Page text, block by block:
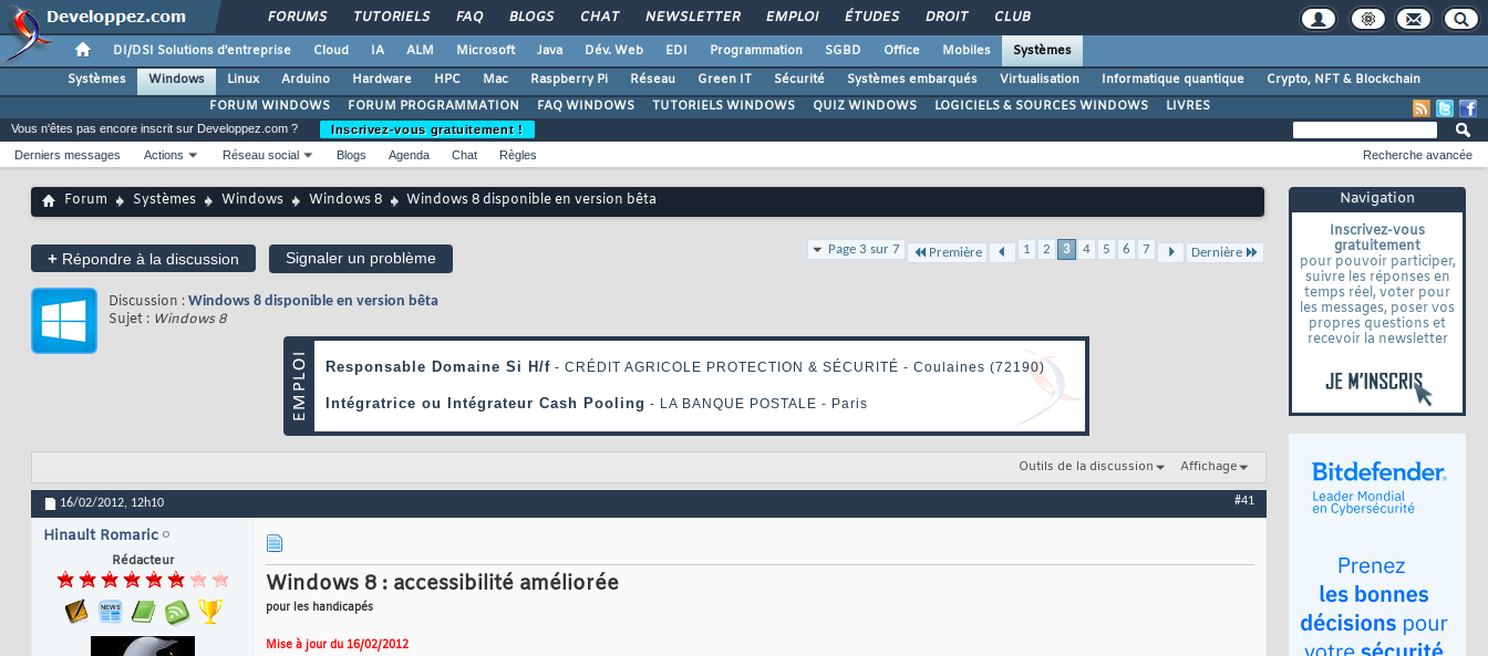
FORUMS TUTORIELS FAQ BLOGS CHAT NEWSLETTER EMPLOI ÉTUDES DROIT CLUB
DI/DSI Solutions d'entreprise Cloud IA ALM Microsoft Java Dév. Web EDI Programmation SGBD Office Mobiles
Systèmes
Systèmes
Windows Linux Arduino Hardware HPC Mac Raspberry Pi Réseau Green IT Sécurité Systèmes embarqués Virtualisation Informatique quantique
Crypto, NFT & Blockchain
FORUM WINDOWS
FORUM PROGRAMMATION FAQ WINDOWS TUTORIELS WINDOWS QUIZ WINDOWS LOGICIELS & SOURCES WINDOWS LIVRES
Navigation
Inscrivez-vous
gratuitement
pour pouvoir participer,
suivre les réponses en
temps réel, voter pour
les messages, poser vos
propres questions et
recevoir la newsletter
Vous n'êtes pas encore inscrit sur Developpez.com ?
Inscrivez-vous gratuitement !
Derniers messages
Actions Réseau social Blogs Agenda Chat Règles Recherche avancée
Forum Systèmes Windows Windows 8 Windows 8 disponible en version bêta
+ Répondre à la discussion Signaler un problème Page 3 sur 7 Première 1 2 3 4 5 6 7 Dernière
Discussion : Windows 8 disponible en version bêta
Sujet : Windows 8
Outils de la discussion Affichage
16/02/2012, 12h10 #41
Hinault Romaric
Rédacteur
Windows 8 : accessibilité améliorée
pour les handicapés
Mise à jour du 16/02/2012